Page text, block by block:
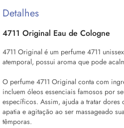
Detalhes
4711 Original Eau de Cologne
4711 Original é um perfume 4711
atemporal, possui aroma que pode
O perfume 4711 Original conta com
incluem óleos essenciais famosos por
específicos. Assim, ajuda a tratar dores
apatia e agitação ao ser massageado
têmporas.